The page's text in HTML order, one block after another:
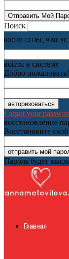
Поиск
ВОСКРЕСЕНЬЕ, 9
войти в систему
Добро
Forgot your
восстановление
Восстановите
Пароль будет
журналГлавная